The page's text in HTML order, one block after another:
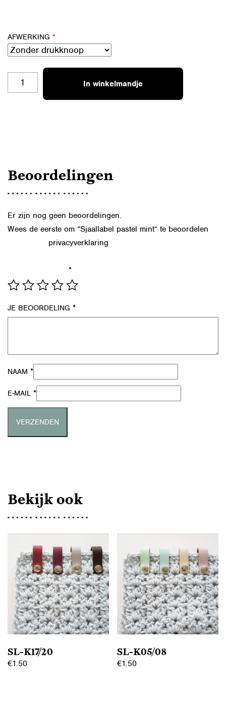
AFWERKING *
PASTEL
In winkelmandje
Beoordelingen
Er zijn nog geen beoordelingen.
Wees de eerste om “Sjaallabel pastel mint” te beoordelen
privacyverklaring
*
JE BEOORDELING *
NAAM *
E-MAIL *
Bekijk ook
SL-K17/20
€1.50
SL-K05/08
€1.50